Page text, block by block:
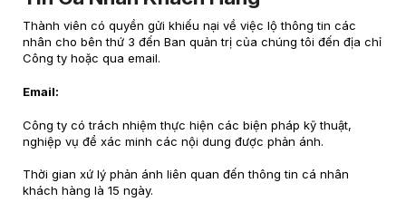
Thành viên có quyền gửi khiếu nại về việc lộ thông tin các
nhân cho bên thứ 3 đến Ban quản trị của chúng tôi đến địa chỉ
Công ty hoặc qua email.
Email:
Công ty có trách nhiệm thực hiện các biện pháp kỹ thuật,
nghiệp vụ để xác minh các nội dung được phản ánh.
Thời gian xứ lý phản ánh liên quan đến thông tin cá nhân
khách hàng là 15 ngày.